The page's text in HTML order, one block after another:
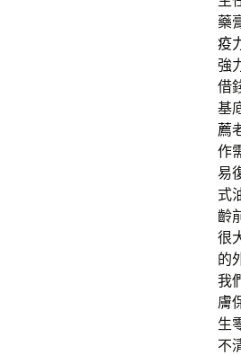
藥
疫
強
借
基
薦
作
易
式
齡
很
的
我
膚
生
不